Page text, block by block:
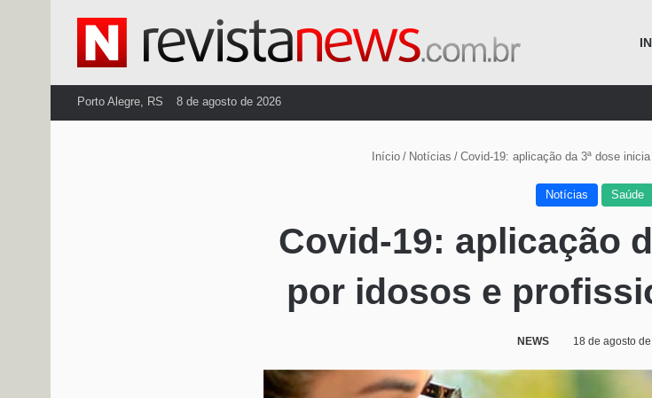
Porto Alegre, RS 8 de agosto de 2026
Início / Notícias / Covid-19: aplicação da 3ª dose
Notícias Saúde
Covid-19: aplicação
por idosos e
NEWS 18 de agosto